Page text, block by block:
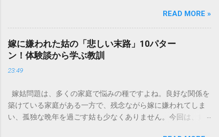
施設であっても、これらの微粒子を完全に分解・除去するこ
とは容易ではありません。大量に流し続けると河川や海まで
到達し、水質の濁りや生態系へ悪影響を及ぼすリスクがあり
ます。 2. 排水管の詰まりと劣化 墨汁の粘度を保っている「膠
め、深刻な詰まりを引き起こします。特に築年数が経過した
住宅では配管トラブルが起きやすく、修理費用が高額になる
ケースも珍しくありません。 3. 頑固なシミと汚れの沈着 陶器
やホーロー製のシンクに墨汁が付着すると、細かい粒子が素
ンフォメーションセンター」の専用電話番号「151」ですよ
ね。 でも、「 ドコモ151は何時まで 営業しているの？」「
151は何時から 受付可能なの？」と営業時間がわからず、な
かなか電話ができない方もいるかもしれません。 この記事で
は、ドコモ151の営業時間や、電話が繋がりやすい時間帯、さ
らには電話がつながらない時の対処法をわかりやすく解説し
言うと、ドコモのインフォメーションセンター「151」の受付
時間は、 午前9時から午後8時まで です。 年中無休で、土日
祝日も営業しています。「 151 営業時間 」を気にする際、ま
READ MORE »
嫁に嫌われた姑の「悲しい末路」10パター
ン！体験談から学ぶ教訓
23:49
嫁姑問題は、多くの家庭で悩みの種ですよね。良好な関係を
築けている家庭がある一方で、残念ながら嫁に嫌われてしま
い、孤独な晩年を過ごす姑も少なくありません。今回は、嫁